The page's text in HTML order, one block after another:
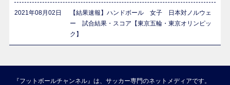
2021年08月02日
【結果速報】ハンドボール 女子 日本対ノルウェ
ー 試合結果・スコア【東京五輪・東京オリンピッ
ク】
『フットボールチャンネル』は、サッカー専門のネットメディアです。